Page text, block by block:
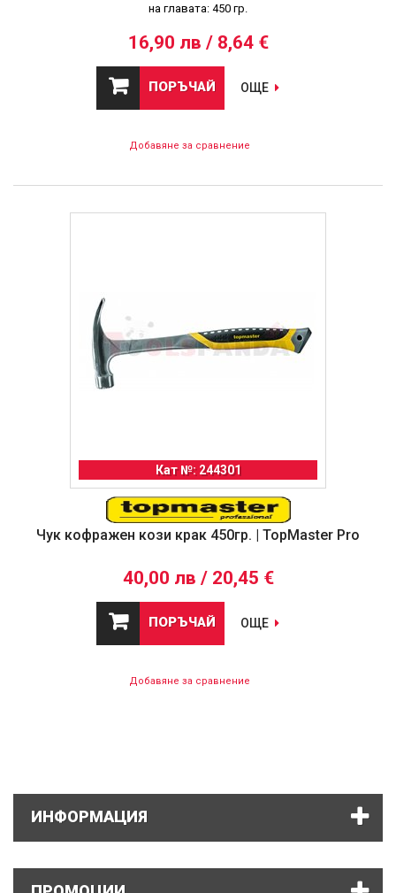
на главата: 450 гр.
16,90 лв / 8,64 €
ПОРЪЧАЙ ОЩЕ
Добавяне за сравнение
Кат №: 244301
Чук кофражен кози крак 450гр. | TopMaster Pro
40,00 лв / 20,45 €
ПОРЪЧАЙ ОЩЕ
Добавяне за сравнение
ИНФОРМАЦИЯ